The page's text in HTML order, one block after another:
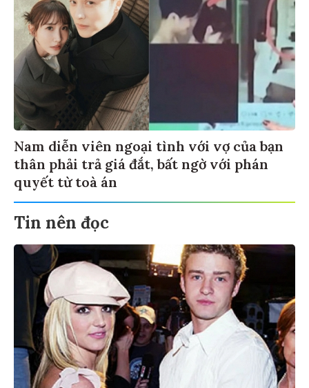
Nam diễn viên ngoại tình với vợ của bạn
thân phải trả giá đắt, bất ngờ với phán
quyết từ toà án
Tin nên đọc